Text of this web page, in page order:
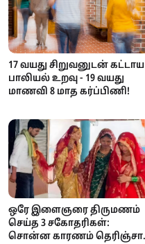
17 வயது சிறுவனுடன் கட்டாய
பாலியல் உறவு - 19 வயது
மாணவி 8 மாத கர்ப்பிணி!
ஒரே இளைஞரை திருமணம்
செய்த 3 சகோதரிகள்:
சொன்ன காரணம் தெரிஞ்சா